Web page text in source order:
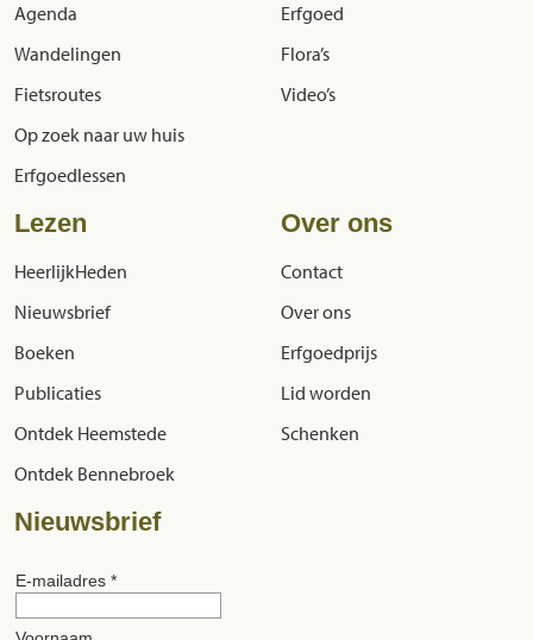
Agenda
Wandelingen
Fietsroutes
Op zoek naar uw huis
Erfgoedlessen
Erfgoed
Flora’s
Video’s
Lezen
HeerlijkHeden
Nieuwsbrief
Boeken
Publicaties
Ontdek Heemstede
Ontdek Bennebroek
Over ons
Contact
Over ons
Erfgoedprijs
Lid worden
Schenken
Nieuwsbrief